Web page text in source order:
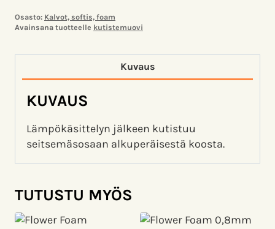
Osasto: Kalvot, softis, foam
Avainsana tuotteelle kutistemuovi
Kuvaus
KUVAUS
Lämpökäsittelyn jälkeen kutistuu
seitsemäsosaan alkuperäisestä koosta.
TUTUSTU MYÖS